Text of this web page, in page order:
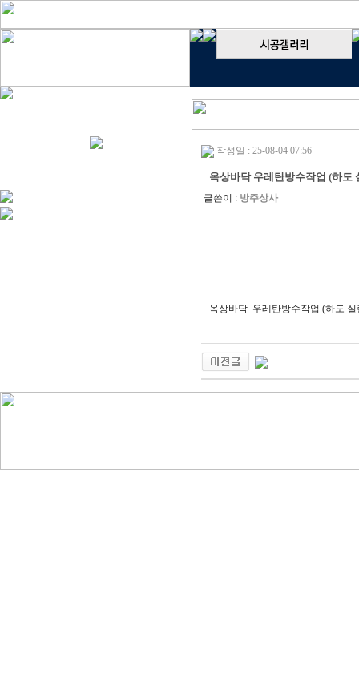
작성일 : 25-08-04 07:56
옥상바닥 우레탄방수작업 (하도
글쓴이 : 방주상사
옥상바닥 우레탄방수작업 (하도